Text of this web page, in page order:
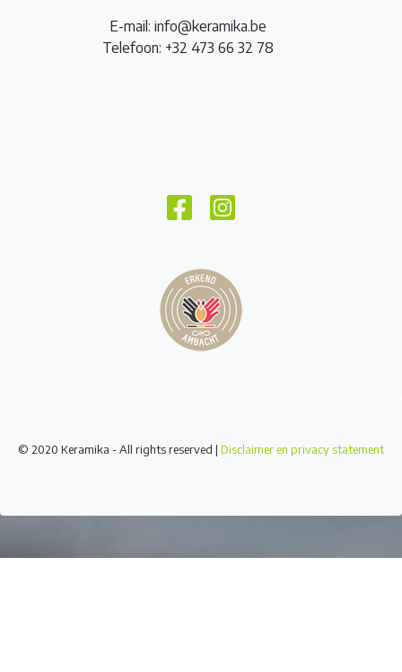
E-mail: info@keramika.be
Telefoon: +32 473 66 32 78
© 2020 Keramika - All rights reserved | Disclaimer en privacy statement